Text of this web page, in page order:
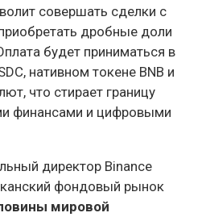
совершать сделки с
дробные доли
будет приниматься в
нативном токене BNB и
что стирает границу
финансами и цифровыми
директор Binance
фондовый рынок
мировой